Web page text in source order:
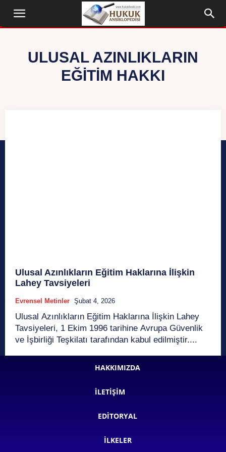
ULUSAL AZINLIKLARIN
EĞITIM HAKKI
Ulusal Azınlıkların Eğitim Haklarına İlişkin
Lahey Tavsiyeleri
Evrensel Metinler Şubat 4, 2026
Ulusal Azınlıkların Eğitim Haklarına İlişkin Lahey
Tavsiyeleri, 1 Ekim 1996 tarihine Avrupa Güvenlik
ve İşbirliği Teşkilatı tarafından kabul edilmiştir....
HAKKIMIZDA
İLETIŞIM
EDITORYAL
İLKELER